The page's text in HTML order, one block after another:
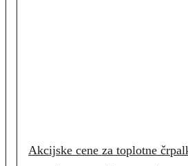
Akcijske cene za toplotne